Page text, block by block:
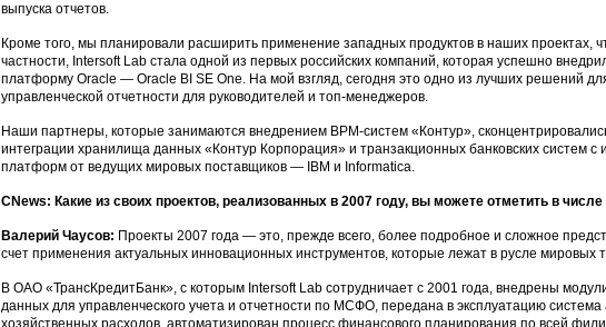
выпуска отчетов.
Кроме того, мы планировали расширить применение западных продуктов в наших проектах,
частности, Intersoft Lab стала одной из первых российских компаний, которая успешно
платформу Oracle — Oracle BI SE One. На мой взгляд, сегодня это одно из лучших решений
управленческой отчетности для руководителей и топ-менеджеров.
Наши партнеры, которые занимаются внедрением ВРМ-систем «Контур»,
интеграции хранилища данных «Контур Корпорация» и транзакционных банковских систем с
платформ от ведущих мировых поставщиков — IBM и Informatica.
CNews: Какие из своих проектов, реализованных в 2007 году, вы можете отметить в
Валерий Чаусов: Проекты 2007 года — это, прежде всего, более подробное и сложное
счет применения актуальных инновационных инструментов, которые лежат в русле мировых
В ОАО «ТрансКредитБанк», с которым Intersoft Lab сотрудничает с 2001 года, внедрены
данных для управленческого учета и отчетности по МСФО, передана в эксплуатацию
хозяйственных расходов, автоматизирован процесс финансового планирования по всей